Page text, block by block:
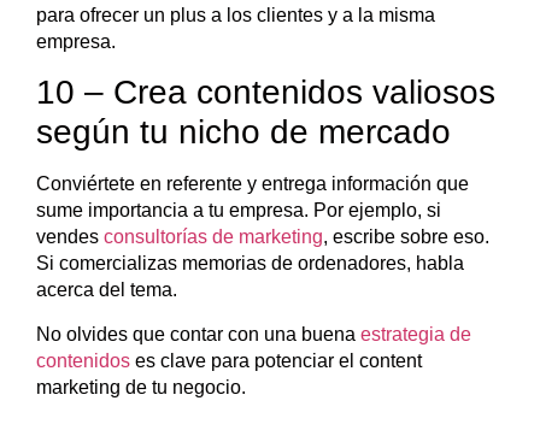
para ofrecer un plus a los clientes y a la misma
empresa.
10 – Crea contenidos valiosos
según tu nicho de mercado
Conviértete en referente y entrega información que
sume importancia a tu empresa. Por ejemplo, si
vendes consultorías de marketing, escribe sobre eso.
Si comercializas memorias de ordenadores, habla
acerca del tema.
No olvides que contar con una buena estrategia de
contenidos es clave para potenciar el content
marketing de tu negocio.